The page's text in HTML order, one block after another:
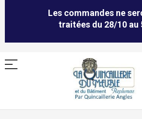
Les commandes ne
traitées du 28/10 au
Allez